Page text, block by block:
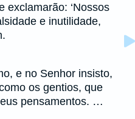
exclamarão: ‘Nossos
e inutilidade,
e no Senhor insisto,
os gentios, que
pensamentos. …